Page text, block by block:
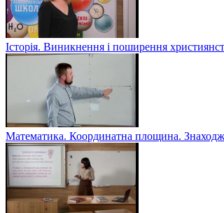
Історія. Виникнення і поширення
Математика. Координатна площина.